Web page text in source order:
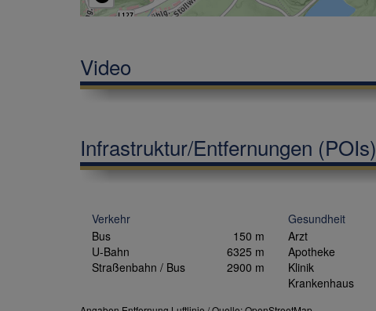
Video
Infrastruktur/Entfernungen (POIs)
Verkehr
Bus
150 m
U-Bahn
6325 m
Straßenbahn / Bus
2900 m
Gesundheit
Arzt
Apotheke
Klinik
Krankenhaus